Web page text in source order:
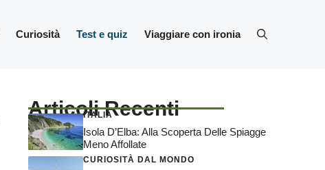
Curiosità Test e quiz Viaggiare con ironia
Articoli Recenti
ITALIA
Isola D’Elba: Alla Scoperta Delle Spiagge
Meno Affollate
CURIOSITÀ DAL MONDO